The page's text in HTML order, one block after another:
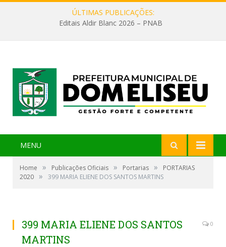
ÚLTIMAS PUBLICAÇÕES:
Editais Aldir Blanc 2026 – PNAB
MENU
Home » Publicações Oficiais » Portarias »
PORTARIAS
2020 » 399 MARIA ELIENE DOS SANTOS MARTINS
399 MARIA ELIENE DOS SANTOS
MARTINS
0